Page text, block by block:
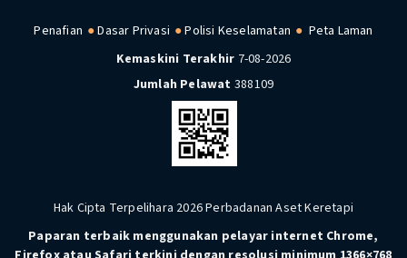
Penafian Dasar Privasi Polisi Keselamatan
Peta Laman
Kemaskini Terakhir 7-08-2026
Jumlah Pelawat 388109
Hak Cipta Terpelihara 2026 Perbadanan Aset Keretapi
Paparan terbaik menggunakan pelayar internet Chrome,